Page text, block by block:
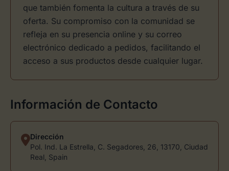
que también fomenta la cultura a través de su
oferta. Su compromiso con la comunidad se
refleja en su presencia online y su correo
electrónico dedicado a pedidos, facilitando el
acceso a sus productos desde cualquier lugar.
Información de Contacto
Dirección
Pol. Ind. La Estrella, C. Segadores, 26, 13170, Ciudad
Real, Spain